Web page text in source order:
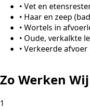
• Vet en
• Haar en zeep
• Wortels in
• Oude, verkalkte
• Verkeerde
Zo Werken
1